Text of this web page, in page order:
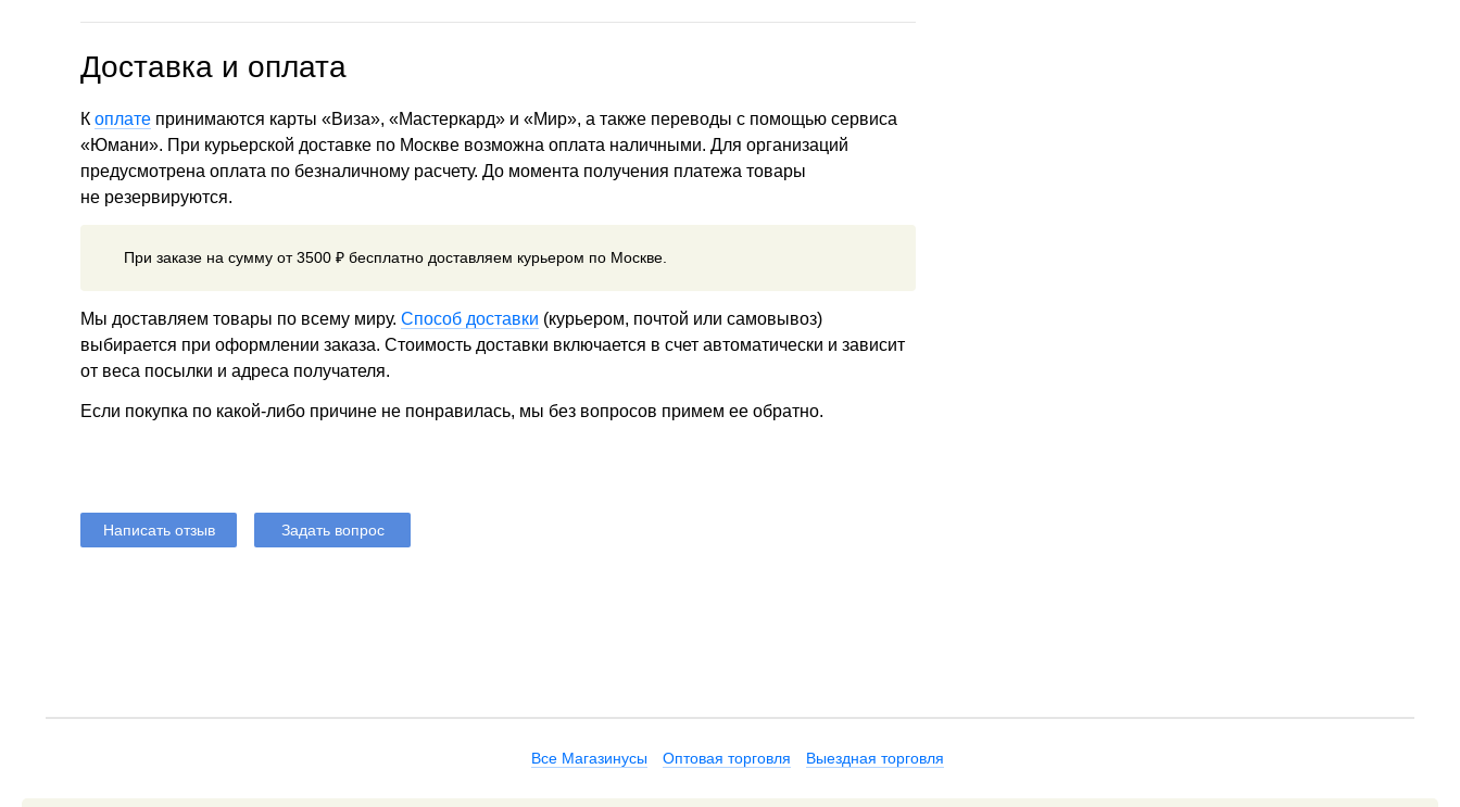
Доставка и оплата
К оплате принимаются карты «Виза», «Мастеркард» и «Мир», а также переводы с помощью сервиса
«Юмани». При курьерской доставке по Москве возможна оплата наличными. Для организаций
предусмотрена оплата по безналичному расчету. До момента получения платежа товары
не резервируются.
При заказе на сумму от 3500 ₽ бесплатно доставляем курьером по Москве.
Мы доставляем товары по всему миру. Способ доставки (курьером, почтой или самовывоз)
выбирается при оформлении заказа. Стоимость доставки включается в счет автоматически и зависит
от веса посылки и адреса получателя.
Если покупка по какой-либо причине не понравилась, мы без вопросов примем ее обратно.
Написать отзыв Задать вопрос
Все Магазинусы Оптовая торговля Выездная торговля